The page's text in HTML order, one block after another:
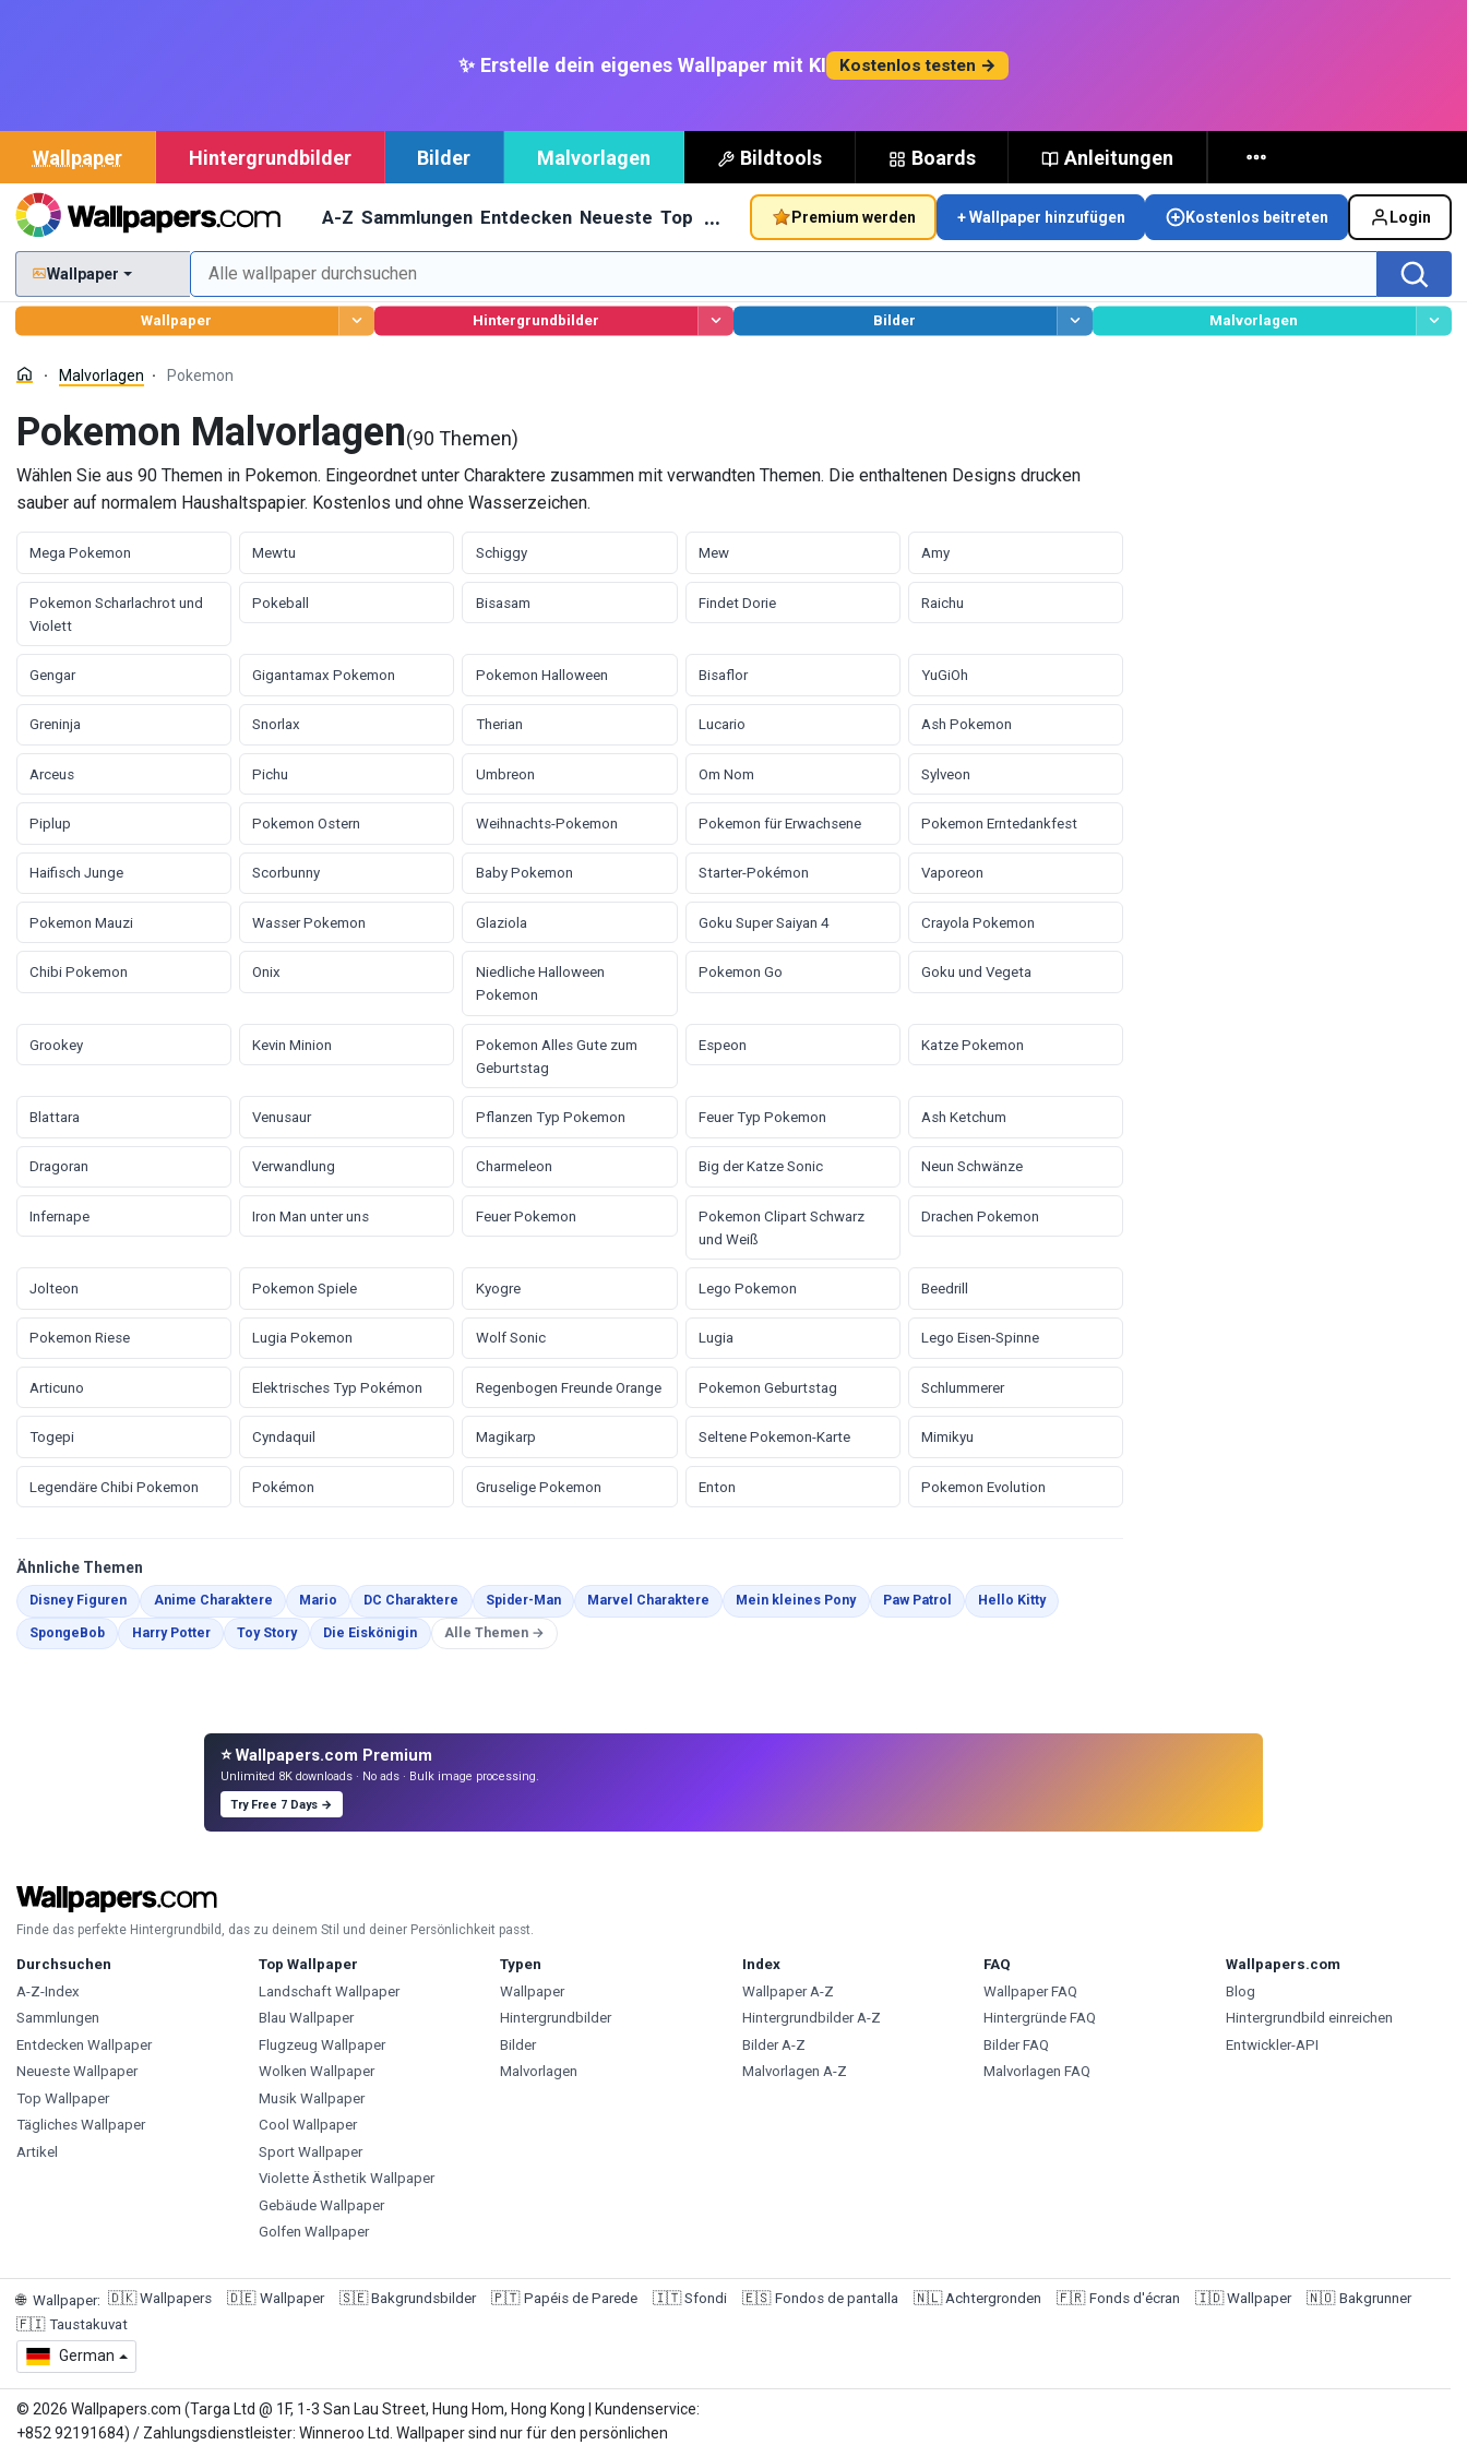
✨ Erstelle dein eigenes Wallpaper mit KI Kostenlos testen →
Wallpaper Hintergrundbilder Bilder Malvorlagen Bildtools Boards Anleitungen
A-Z Sammlungen Entdecken Neueste Top … Premium werden + Wallpaper hinzufügen Kostenlos beitreten Login
Wallpaper
Wallpaper Hintergrundbilder Bilder Malvorlagen
Malvorlagen Pokemon
Pokemon Malvorlagen(90 Themen)
Wählen Sie aus 90 Themen in Pokemon. Eingeordnet unter Charaktere zusammen mit verwandten Themen. Die enthaltenen Designs drucken
sauber auf normalem Haushaltspapier. Kostenlos und ohne Wasserzeichen.
Mega Pokemon Mewtu Schiggy Mew Amy
Pokemon Scharlachrot und
Violett
Pokeball Bisasam Findet Dorie Raichu
Gengar Gigantamax Pokemon Pokemon Halloween Bisaflor YuGiOh
Greninja Snorlax Therian Lucario Ash Pokemon
Arceus Pichu Umbreon Om Nom Sylveon
Piplup Pokemon Ostern Weihnachts-Pokemon Pokemon für Erwachsene Pokemon Erntedankfest
Haifisch Junge Scorbunny Baby Pokemon Starter-Pokémon Vaporeon
Pokemon Mauzi Wasser Pokemon Glaziola Goku Super Saiyan 4 Crayola Pokemon
Chibi Pokemon Onix
Niedliche Halloween
Pokemon
Pokemon Go Goku und Vegeta
Grookey Kevin Minion
Pokemon Alles Gute zum
Geburtstag
Espeon Katze Pokemon
Blattara Venusaur Pflanzen Typ Pokemon Feuer Typ Pokemon Ash Ketchum
Dragoran Verwandlung Charmeleon Big der Katze Sonic Neun Schwänze
Infernape Iron Man unter uns Feuer Pokemon
Pokemon Clipart Schwarz
und Weiß
Drachen Pokemon
Jolteon Pokemon Spiele Kyogre Lego Pokemon Beedrill
Pokemon Riese Lugia Pokemon Wolf Sonic Lugia Lego Eisen-Spinne
Articuno Elektrisches Typ Pokémon Regenbogen Freunde Orange Pokemon Geburtstag Schlummerer
Togepi Cyndaquil Magikarp Seltene Pokemon-Karte Mimikyu
Legendäre Chibi Pokemon Pokémon Gruselige Pokemon Enton Pokemon Evolution
Ähnliche Themen
Disney FigurenMalvorlagen
Anime CharaktereMalvorlagen
MarioMalvorlagen
DC Charaktere Malvorlagen
Spider-ManMalvorlagen
Marvel Charaktere Malvorlagen
Mein kleines PonyMalvorlagen
Paw Patrol Malvorlagen
Hello KittyMalvorlagen
SpongeBobMalvorlagen
Harry PotterMalvorlagen
Toy StoryMalvorlagen
Die EisköniginMalvorlagen
Alle Themen →
⭐ Wallpapers.com Premium
Unlimited 8K downloads · No ads · Bulk image processing.
Try Free 7 Days →
Finde das perfekte Hintergrundbild, das zu deinem Stil und deiner Persönlichkeit passt.
Durchsuchen
A-Z-Index
Sammlungen
Entdecken Wallpaper
Neueste Wallpaper
Top Wallpaper
Tägliches Wallpaper
Artikel
Top Wallpaper
Landschaft Wallpaper
Blau Wallpaper
Flugzeug Wallpaper
Wolken Wallpaper
Musik Wallpaper
Cool Wallpaper
Sport Wallpaper
Violette Ästhetik Wallpaper
Gebäude Wallpaper
Golfen Wallpaper
Typen
Wallpaper
Hintergrundbilder
Bilder
Malvorlagen
Index
Wallpaper A-Z
Hintergrundbilder A-Z
Bilder A-Z
Malvorlagen A-Z
FAQ
Wallpaper FAQ
Hintergründe FAQ
Bilder FAQ
Malvorlagen FAQ
Wallpapers.com
Blog
Hintergrundbild einreichen
Entwickler-API
🌐 Wallpaper: 🇩🇰 Wallpapers 🇩🇪 Wallpaper 🇸🇪 Bakgrundsbilder 🇵🇹 Papéis de Parede 🇮🇹 Sfondi 🇪🇸 Fondos de pantalla 🇳🇱 Achtergronden 🇫🇷 Fonds d'écran 🇮🇩 Wallpaper 🇳🇴 Bakgrunner
🇫🇮 Taustakuvat
German
© 2026 Wallpapers.com (Targa Ltd @ 1F, 1-3 San Lau Street, Hung Hom, Hong Kong | Kundenservice:
+852 92191684) / Zahlungsdienstleister: Winneroo Ltd. Wallpaper sind nur für den persönlichen